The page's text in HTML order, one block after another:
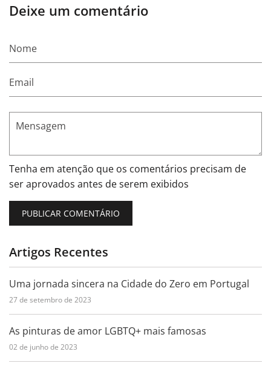
Deixe um comentário
Nome
Email
Mensagem
Tenha em atenção que os comentários precisam de
ser aprovados antes de serem exibidos
Artigos Recentes
Uma jornada sincera na Cidade do Zero em Portugal
27 de setembro de 2023
As pinturas de amor LGBTQ+ mais famosas
02 de junho de 2023